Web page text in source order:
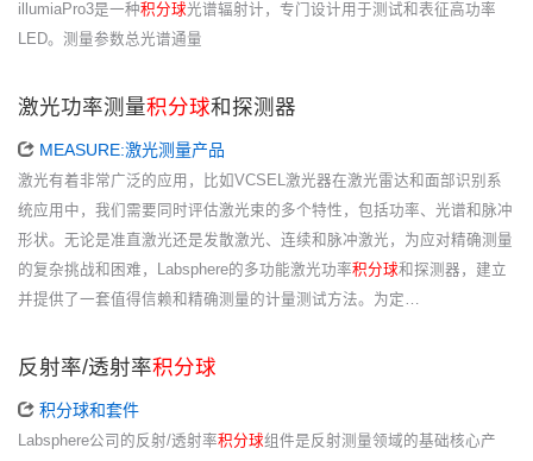
illumiaPro3是一种积分球光谱辐射计，专门设计用于测试和表征高功率
LED。测量参数总光谱通量
激光功率测量积分球和探测器
MEASURE:激光测量产品
激光有着非常广泛的应用，比如VCSEL激光器在激光雷达和面部识别系
统应用中，我们需要同时评估激光束的多个特性，包括功率、光谱和脉冲
形状。无论是准直激光还是发散激光、连续和脉冲激光，为应对精确测量
的复杂挑战和困难，Labsphere的多功能激光功率积分球和探测器，建立
并提供了一套值得信赖和精确测量的计量测试方法。为定…
反射率/透射率积分球
积分球和套件
Labsphere公司的反射/透射率积分球组件是反射测量领域的基础核心产